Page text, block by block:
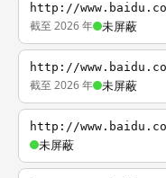
http://
截至 2026 年 未屏蔽
http://
截至 2026 年 未屏蔽
http://
未屏蔽